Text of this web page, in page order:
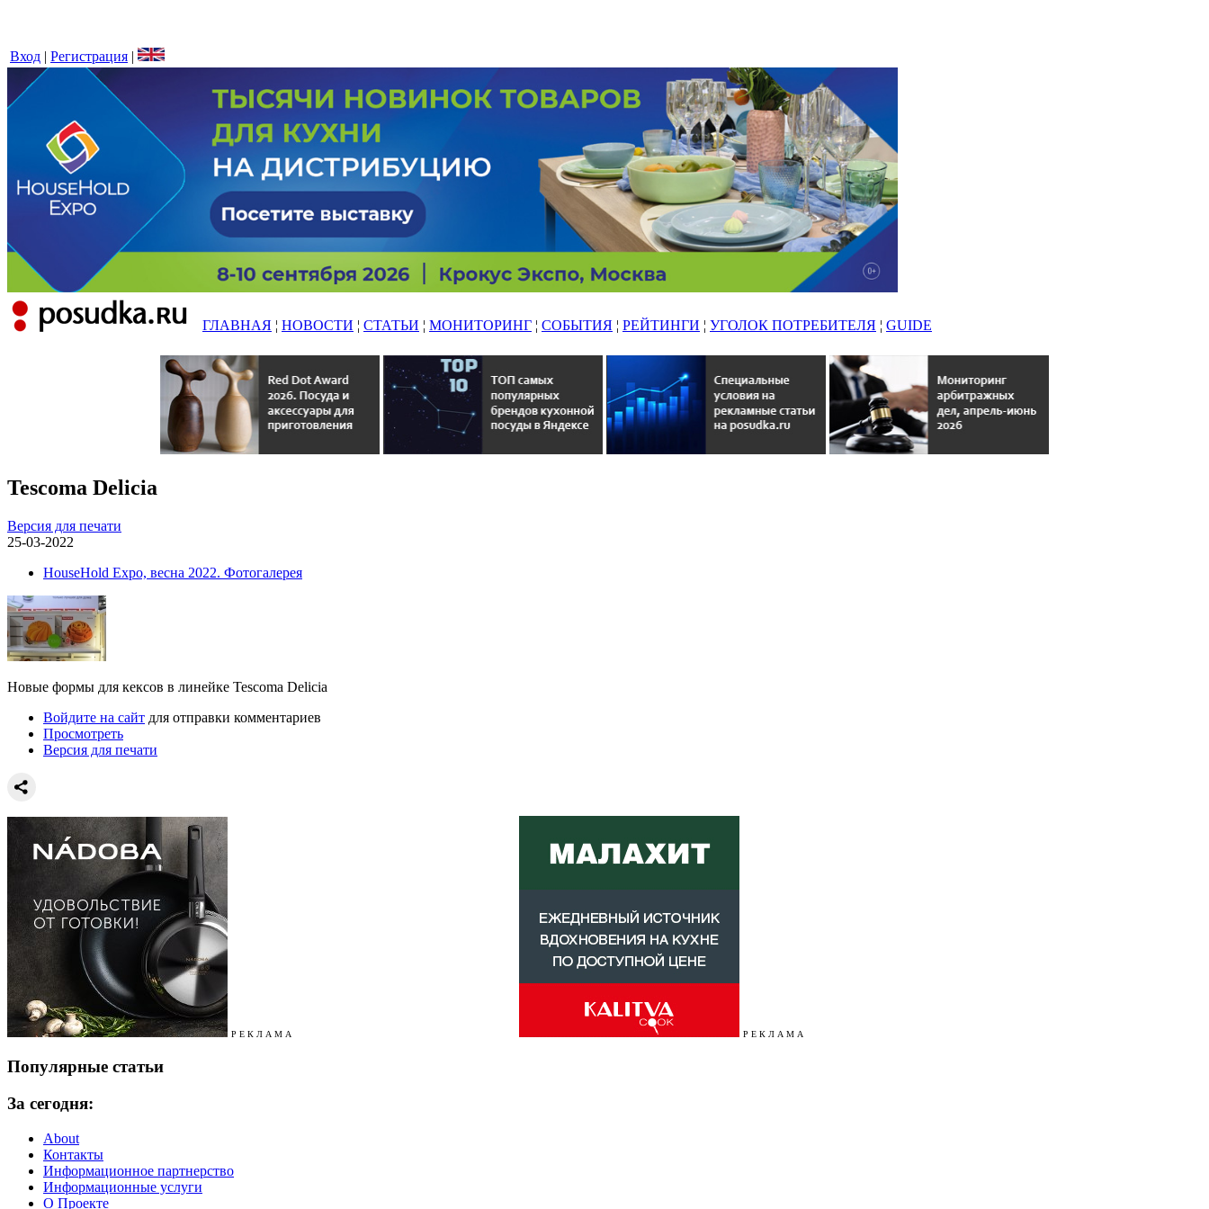
Вход | Регистрация |
ГЛАВНАЯ ¦ НОВОСТИ ¦ СТАТЬИ ¦ МОНИТОРИНГ ¦ СОБЫТИЯ ¦ РЕЙТИНГИ ¦ УГОЛОК ПОТРЕБИТЕЛЯ ¦ GUIDE
Tescoma Delicia
Версия для печати
25-03-2022
HouseHold Expo, весна 2022. Фотогалерея
Новые формы для кексов в линейке Tescoma Delicia
Войдите на сайт для отправки комментариев
Просмотреть
Версия для печати
Р Е К Л А М А Р Е К Л А М А
Популярные статьи
За сегодня:
About
Контакты
Информационное партнерство
Информационные услуги
О Проекте